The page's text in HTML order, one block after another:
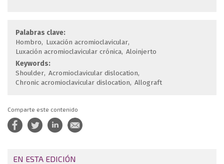
Palabras clave:
Hombro
Luxación acromioclavicular
Luxación acromioclavicular crónica Aloinjerto
Keywords:
Shoulder Acromioclavicular dislocation
Chronic acromioclavicular dislocation Allograft
Comparte este contenido
EN ESTA EDICIÓN